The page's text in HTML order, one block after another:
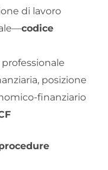
di lavoro
codice
posizione
finanziario